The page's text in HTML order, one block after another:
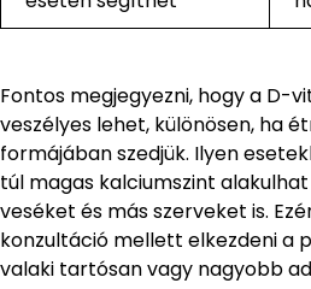
Fontos megjegyezni, hogy a D-
veszélyes lehet, különösen, ha
formájában szedjük. Ilyen
túl magas kalciumszint
veséket és más szerveket is.
konzultáció mellett elkezdeni a
valaki tartósan vagy nagyobb